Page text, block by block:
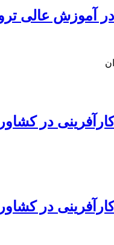
در آموزش عالی
در
در